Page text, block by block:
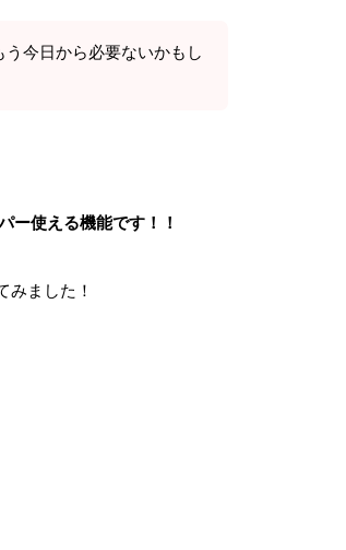
今日から必要ないかもし
ー使える機能です！！
みました！